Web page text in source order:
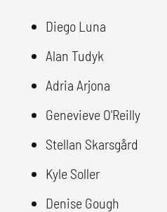
Diego Luna
Alan Tudyk
Adria Arjona
Genevieve O'Reilly
Stellan Skarsgård
Kyle Soller
Denise Gough